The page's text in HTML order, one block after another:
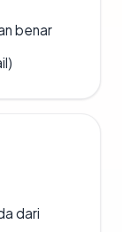
benar
dari